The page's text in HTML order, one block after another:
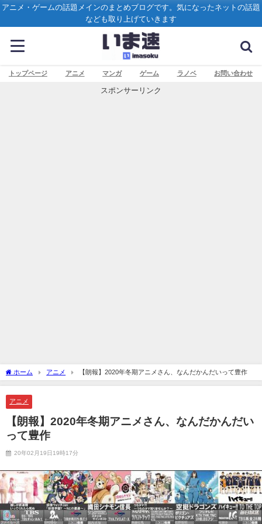
アニメ・ゲームの話題メインのまとめブログです。気になったネットの話題
なども取り上げていきます
トップページ アニメ マンガ ゲーム ラノベ お問い合わせ
スポンサーリンク
ホーム アニメ 【朗報】2020年冬期アニメさん、なんだかんだいって豊作
アニメ
【朗報】2020年冬期アニメさん、なんだかんだい
って豊作
20年02月19日19時17分